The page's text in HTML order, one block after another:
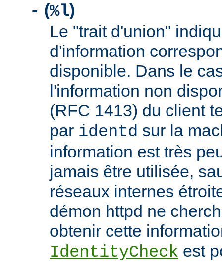
- (%l)
Le "trait d'union"
d'information
disponible. Dans le
l'information non
(RFC 1413) du client
par identd sur la
information est très
jamais être utilisée,
réseaux internes
démon httpd ne
obtenir cette
IdentityCheck est